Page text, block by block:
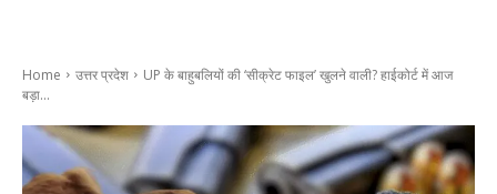
Home उत्तर प्रदेश
UP के बाहुबलियों की ‘सीक्रेट फाइल’ खुलने वाली? हाईकोर्ट में आज
बड़ा...